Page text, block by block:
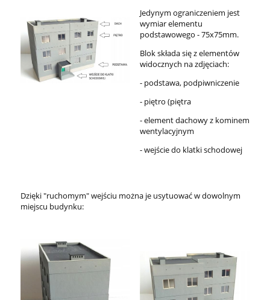
Jedynym ograniczeniem jest
wymiar elementu
podstawowego - 75x75mm.
Blok składa się z elementów
widocznych na zdjęciach:
- podstawa, podpiwniczenie
- piętro (piętra
- element dachowy z kominem
wentylacyjnym
- wejście do klatki schodowej
Dzięki "ruchomym" wejściu można je usytuować w dowolnym
miejscu budynku: